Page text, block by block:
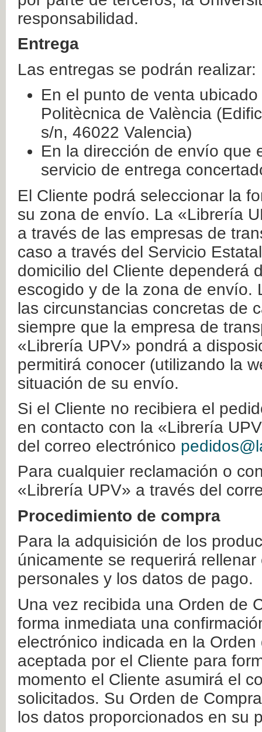
responsabilidad.
Entrega
Las entregas se podrán realizar:
En el punto de venta
Politècnica de València
s/n, 46022 Valencia)
En la dirección de envío que
servicio de entrega
El Cliente podrá seleccionar la
su zona de envío. La «Librería
a través de las empresas de
caso a través del Servicio
domicilio del Cliente dependerá
escogido y de la zona de envío.
las circunstancias concretas de
siempre que la empresa de
«Librería UPV» pondrá a
permitirá conocer (utilizando la
situación de su envío.
Si el Cliente no recibiera el
en contacto con la «Librería
del correo electrónico
Para cualquier reclamación o
«Librería UPV» a través del
Procedimiento de compra
Para la adquisición de los
únicamente se requerirá
personales y los datos de pago.
Una vez recibida una Orden de
forma inmediata una
electrónico indicada en la
aceptada por el Cliente para
momento el Cliente asumirá el
solicitados. Su Orden de
los datos proporcionados en su